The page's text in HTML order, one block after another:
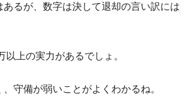
あるが、数字は決して退却の言い訳には
以上の実力があるでしょ。
守備が弱いことがよくわかるね。